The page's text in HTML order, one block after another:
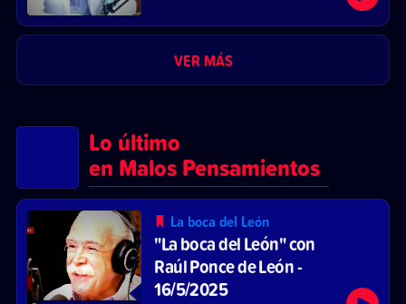
VER MÁS
Lo último
en Malos Pensamientos
La boca del León
"La boca del León" con
Raúl Ponce de León -
16/5/2025